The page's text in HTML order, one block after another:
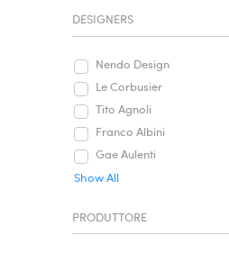
DESIGNERS
Nendo Design
Le Corbusier
Tito Agnoli
Franco Albini
Gae Aulenti
Show All
PRODUTTORE